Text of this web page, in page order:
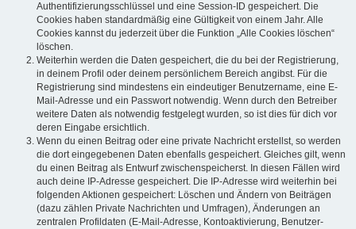
Authentifizierungsschlüssel und eine Session-ID gespeichert. Die
Cookies haben standardmäßig eine Gültigkeit von einem Jahr. Alle
Cookies kannst du jederzeit über die Funktion „Alle Cookies löschen“
löschen.
Weiterhin werden die Daten gespeichert, die du bei der Registrierung,
in deinem Profil oder deinem persönlichem Bereich angibst. Für die
Registrierung sind mindestens ein eindeutiger Benutzername, eine E-
Mail-Adresse und ein Passwort notwendig. Wenn durch den Betreiber
weitere Daten als notwendig festgelegt wurden, so ist dies für dich vor
deren Eingabe ersichtlich.
Wenn du einen Beitrag oder eine private Nachricht erstellst, so werden
die dort eingegebenen Daten ebenfalls gespeichert. Gleiches gilt, wenn
du einen Beitrag als Entwurf zwischenspeicherst. In diesen Fällen wird
auch deine IP-Adresse gespeichert. Die IP-Adresse wird weiterhin bei
folgenden Aktionen gespeichert: Löschen und Ändern von Beiträgen
(dazu zählen Private Nachrichten und Umfragen), Änderungen an
zentralen Profildaten (E-Mail-Adresse, Kontoaktivierung, Benutzer-